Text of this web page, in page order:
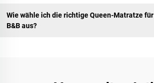
Wie wähle ich die richtige Queen-Matratze
B&B aus?